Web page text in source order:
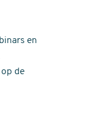
en
de